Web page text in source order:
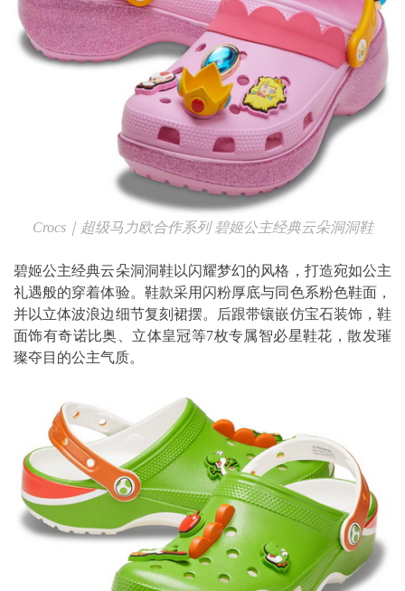
Crocs｜超级马力欧合作系列 碧姬公主经典云朵洞洞鞋
碧姬公主经典云朵洞洞鞋以闪耀梦幻的风格，打造宛如公主
礼遇般的穿着体验。鞋款采用闪粉厚底与同色系粉色鞋面，
并以立体波浪边细节复刻裙摆。后跟带镶嵌仿宝石装饰，鞋
面饰有奇诺比奥、立体皇冠等7枚专属智必星鞋花，散发璀
璨夺目的公主气质。